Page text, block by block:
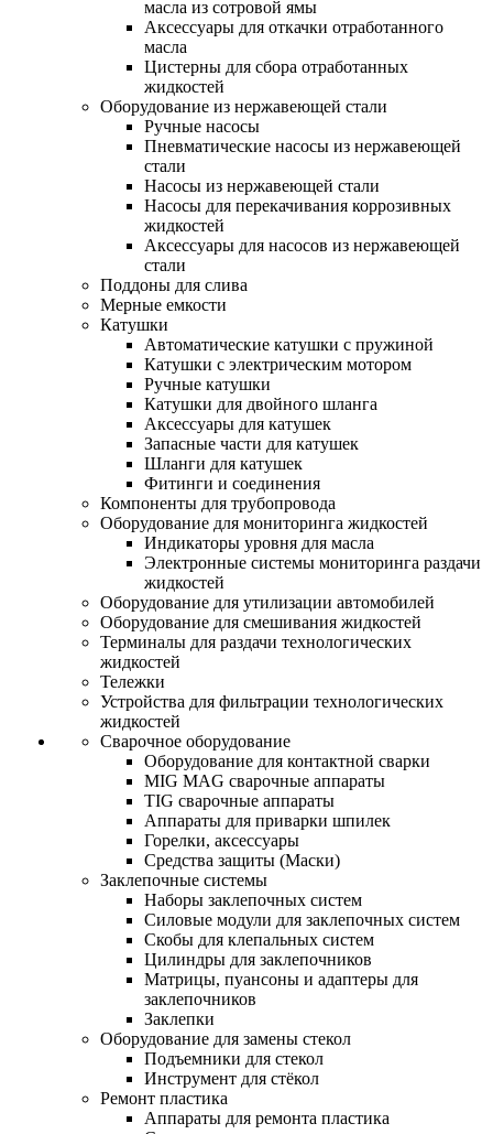
масла из сотровой ямы
Аксессуары для откачки отработанного
масла
Цистерны для сбора отработанных
жидкостей
Оборудование из нержавеющей стали
Ручные насосы
Пневматические насосы из нержавеющей
стали
Насосы из нержавеющей стали
Насосы для перекачивания коррозивных
жидкостей
Аксессуары для насосов из нержавеющей
стали
Поддоны для слива
Мерные емкости
Катушки
Автоматические катушки с пружиной
Катушки с электрическим мотором
Ручные катушки
Катушки для двойного шланга
Аксессуары для катушек
Запасные части для катушек
Шланги для катушек
Фитинги и соединения
Компоненты для трубопровода
Оборудование для мониторинга жидкостей
Индикаторы уровня для масла
Электронные системы мониторинга раздачи
жидкостей
Оборудование для утилизации автомобилей
Оборудование для смешивания жидкостей
Терминалы для раздачи технологических
жидкостей
Тележки
Устройства для фильтрации технологических
жидкостей
Сварочное оборудование
Оборудование для контактной сварки
MIG MAG сварочные аппараты
TIG сварочные аппараты
Аппараты для приварки шпилек
Горелки, аксессуары
Средства защиты (Маски)
Заклепочные системы
Наборы заклепочных систем
Силовые модули для заклепочных систем
Скобы для клепальных систем
Цилиндры для заклепочников
Матрицы, пуансоны и адаптеры для
заклепочников
Заклепки
Оборудование для замены стекол
Подъемники для стекол
Инструмент для стёкол
Ремонт пластика
Аппараты для ремонта пластика